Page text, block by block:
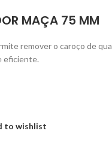
MAÇA 75 MM
remover o caroço de
eficiente.
to wishlist